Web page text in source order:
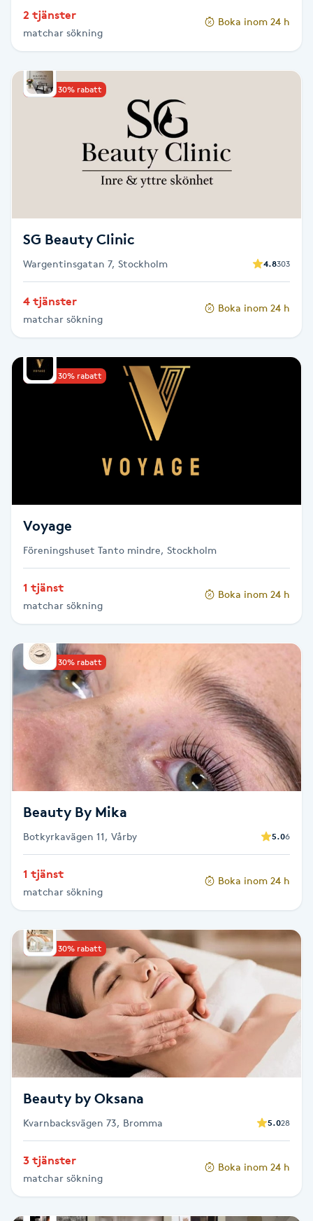
Naglar reparation
Naprapati
O
Olaplex
Ombre
Ombre brows
Ortopedi
Paraffinbehandling
Pedikyr
Pensionärklippning
Permanent
Permanent hårborttagning
Permanent ögonbrynsmakeup
Personal shopper
Personlig tränare
Picolaser
Piercing
Pigmentbehandling
Pigmentfläckar
Powder brows
Power Yoga
2 tjänster
matchar sökning
Boka inom 24 h
Upp till 30% rabatt
SG Beauty Clinic
Wargentinsgatan 7, Stockholm 4.8303
4 tjänster
matchar sökning
Boka inom 24 h
Upp till 30% rabatt
Voyage
Föreningshuset Tanto mindre, Stockholm
1 tjänst
matchar sökning
Boka inom 24 h
Upp till 30% rabatt
Beauty By Mika
Botkyrkavägen 11, Vårby 5.06
1 tjänst
matchar sökning
Boka inom 24 h
Upp till 30% rabatt
Beauty by Oksana
Kvarnbacksvägen 73, Bromma 5.028
3 tjänster
matchar sökning
Boka inom 24 h